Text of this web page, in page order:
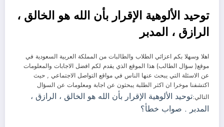
توحيد الألوهية الإقرار بأن الله هو الخالق ،
الرازق ، المدبر
اهلا وسهلا بكم اعزائي الطلاب والطالبات من المملكة العربية السعودية في
موقع( سؤال الطالب) هذا الموقع الذي يقدم لكم افضل الاجابات والمعلومات
عن الاسئلة التي يبحث عنها الناس في مواقع التواصل الاجتماعي , حيث
اكتشفنا موخرا ان اكثر الطلبة يبحثون عن اجابة ومعلومات عن السؤال
التالي:توحيد الألوهية الإقرار بأن الله هو الخالق ، الرازق ،
المدبر . صواب خطأ؟